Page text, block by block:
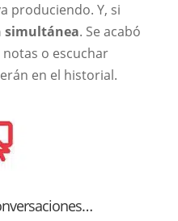
produciendo. Y, si
simultánea. Se acabó
o escuchar
en el historial.